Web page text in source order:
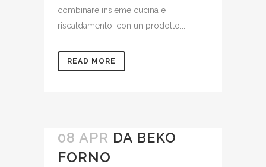
combinare insieme cucina e
riscaldamento, con un prodotto...
READ MORE
08 APR DA BEKO
FORNO